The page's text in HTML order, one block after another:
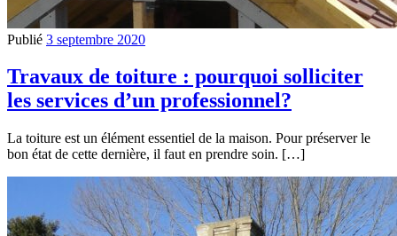
Publié 3 septembre 2020
Travaux de toiture : pourquoi solliciter
les services d’un professionnel?
La toiture est un élément essentiel de la maison. Pour préserver le
bon état de cette dernière, il faut en prendre soin. […]